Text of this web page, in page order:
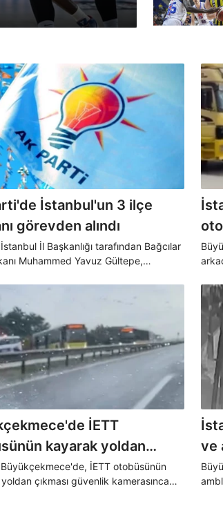
İstanbul'un 3 ilçe
görevden alındı
İl Başkanlığı tarafından Bağcılar
Muhammed Yavuz Gültepe,
alındı.
İETT
kayarak yoldan
anlar
İETT otobüsünün
çıkması güvenlik kamerasınca
ve